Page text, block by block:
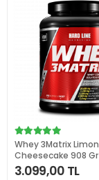
Whey 3Matrix Limon
Cheesecake 908 Gr
3.099,00 TL